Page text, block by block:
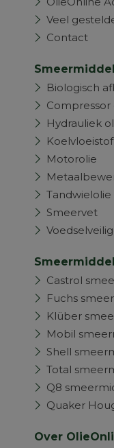
Veel
Contact
Biologisch
Compressor
Hydrauliek
Koelvloeistof
Motorolie
Tandwielolie
Smeervet
Castrol
Fuchs
Klüber
Mobil
Shell
Total
Q8
Quaker
Over